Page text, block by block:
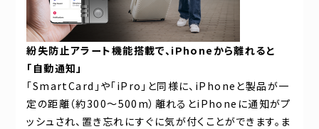
紛失防止アラート機能搭載で、iPhoneから離れると
「自動通知」
「SmartCard」や「iPro」と同様に、iPhoneと製品が一
定の距離（約300〜500m）離れるとiPhoneに通知がプ
ッシュされ、置き忘れにすぐに気が付くことができます。ま